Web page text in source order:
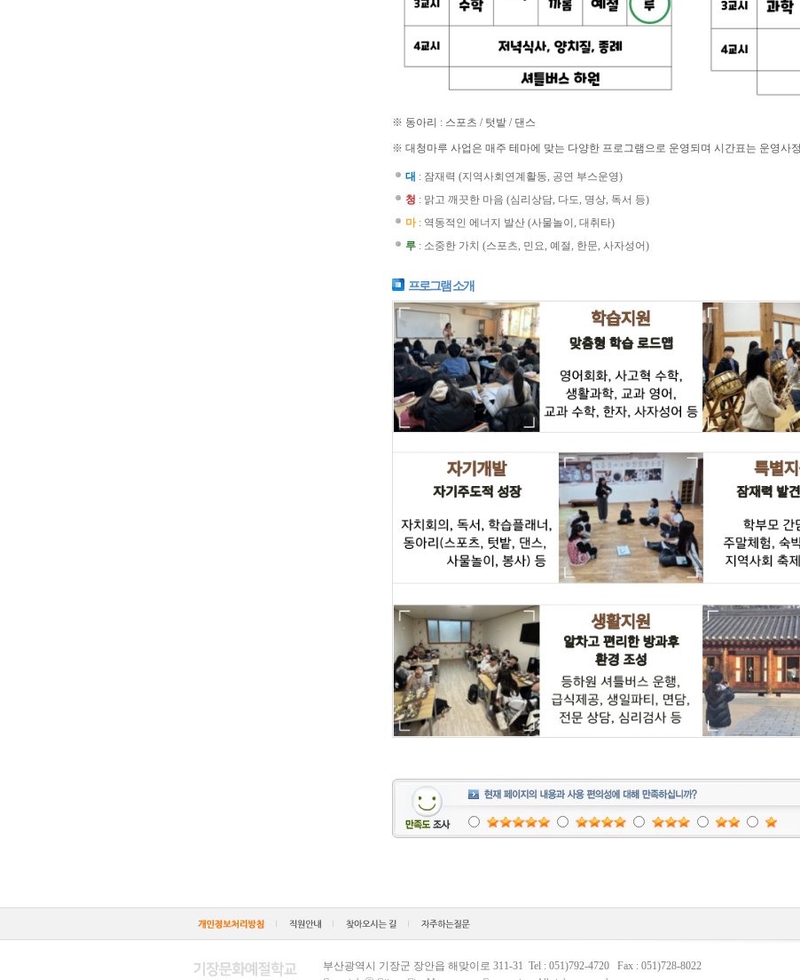
※ 동아리 : 스포츠 / 텃밭 / 댄스
※ 대청마루 사업은 매주 테마에 맞는 다양한 프로그램으로 운영되며 시간표는 운영사
대 : 잠재력 (지역사회연계활동, 공연 부스운영)
청 : 맑고 깨끗한 마음 (심리상담, 다도, 명상, 독서 등)
마: 역동적인 에너지 발산 (사물놀이, 대취타)
루 : 소중한 가치 (스포츠, 민요, 예절, 한문, 사자성어)
프로그램 소개
부산광역시 기장군 장안읍 해맞이로 311-31 Tel : 051)792-4720 Fax : 051)728-8022